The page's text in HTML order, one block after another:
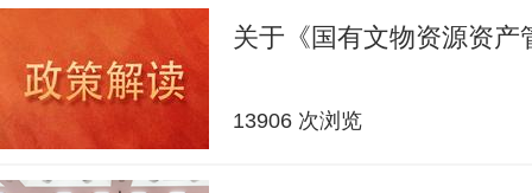
关于《国有文物资源资
13906 次浏览